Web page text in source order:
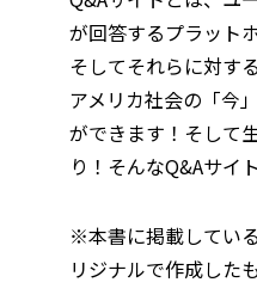
が回答するプラット
そしてそれらに対す
アメリカ社会の「今
ができます！そして
り！そんなQ&Aサイ
※本書に掲載してい
リジナルで作成した